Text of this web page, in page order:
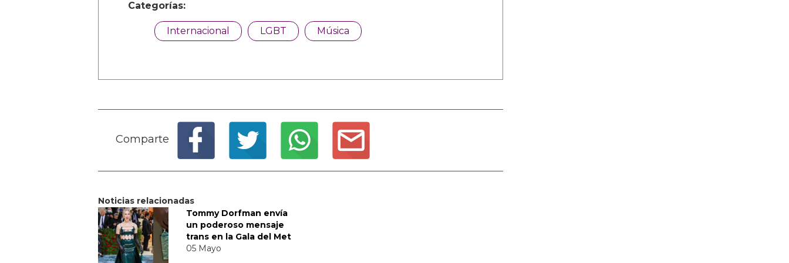
Categorías:
Internacional LGBT Música
Comparte
Noticias relacionadas
Tommy Dorfman envía
un poderoso mensaje
trans en la Gala del Met
05 Mayo